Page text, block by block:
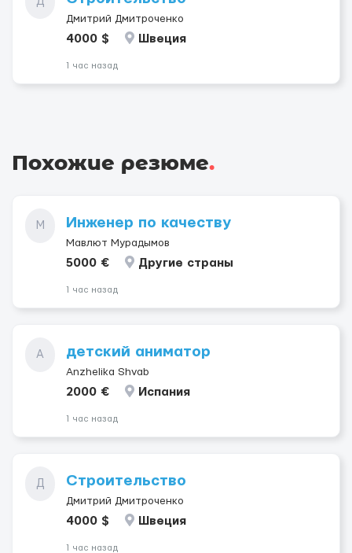
Дмитрий Дмитроченко
4000 $ Швеция
1 час назад
Похожие резюме.
М Инженер по качеству
Мавлют Мурадымов
5000 € Другие страны
1 час назад
A детский аниматор
Anzhelika Shvab
2000 € Испания
1 час назад
Д Строительство
Дмитрий Дмитроченко
4000 $ Швеция
1 час назад